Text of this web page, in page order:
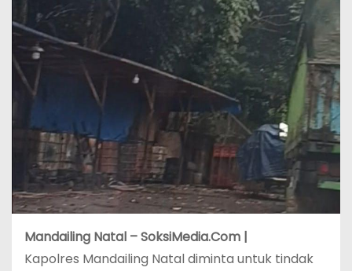
Mandailing Natal – SoksiMedia.Com |
Kapolres Mandailing Natal diminta untuk tindak